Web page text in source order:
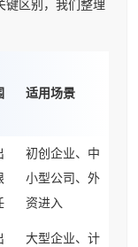
键区别，我们整理
适用场景
初创企业、中
小型公司、外
资进入
大型企业、计